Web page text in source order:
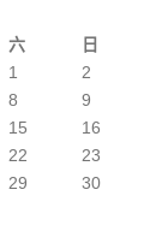
六 日
1
2
8
9
15
16
22
23
29
30